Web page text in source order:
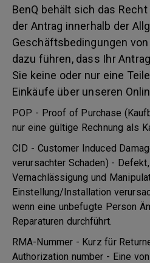
BenQ behält sich das
der Antrag innerhalb der
Geschäftsbedingungen von
dazu führen, dass Ihr
Sie keine oder nur eine
Einkäufe über unseren
POP - Proof of Purchase
nur eine gültige Rechnung als
CID - Customer Induced
verursachter Schaden) -
Vernachlässigung und
Einstellung/Installation
wenn eine unbefugte Person
Reparaturen durchführt.
RMA-Nummer - Kurz für
Authorization number - Eine